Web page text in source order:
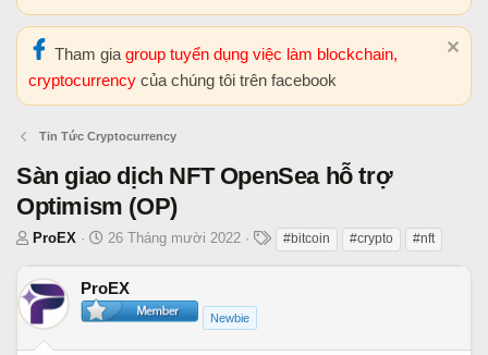
Tham gia group tuyển dụng việc làm blockchain,
cryptocurrency của chúng tôi trên facebook
Tin Tức Cryptocurrency
Sàn giao dịch NFT OpenSea hỗ trợ
Optimism (OP)
T
r
e
a
d
ProEX
N
à
y
b
ắ
26 Tháng mười 2022 #bitcoin #crypto #nft
ProEX
Newbie